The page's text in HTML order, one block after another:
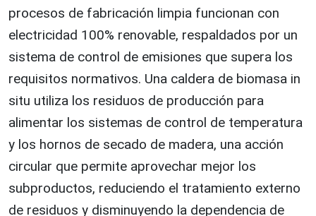
procesos de fabricación limpia funcionan con
electricidad 100% renovable, respaldados por un
sistema de control de emisiones que supera los
requisitos normativos. Una caldera de biomasa in
situ utiliza los residuos de producción para
alimentar los sistemas de control de temperatura
y los hornos de secado de madera, una acción
circular que permite aprovechar mejor los
subproductos, reduciendo el tratamiento externo
de residuos y disminuyendo la dependencia de